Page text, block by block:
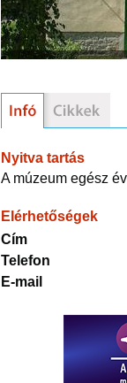
Nyitva tartás
A múzeum egész
Elérhetőségek
Cím
Telefon
E-mail